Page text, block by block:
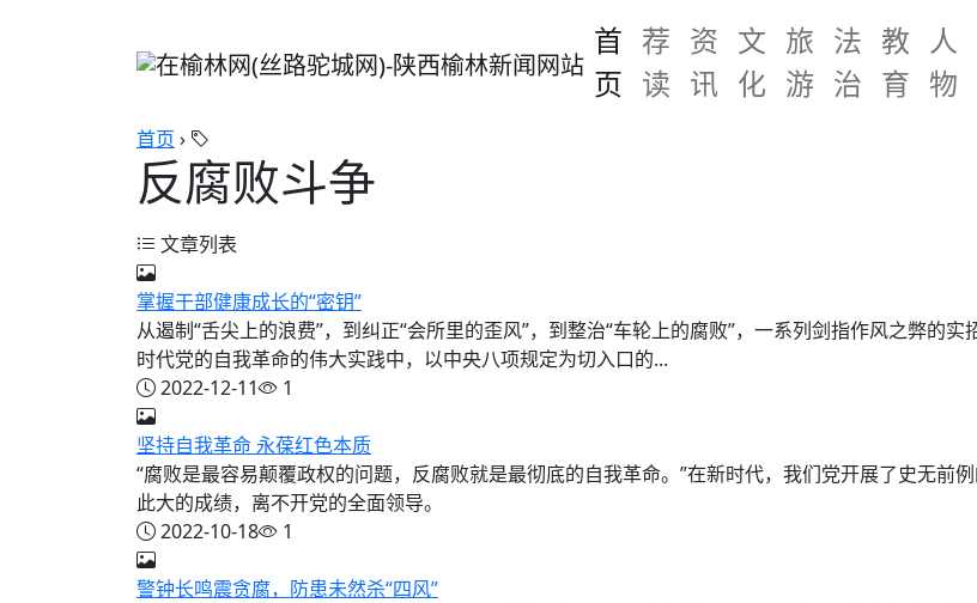
首
页
荐
读
资
讯
文
化
旅
游
法
治
教
育
人
物
首页 ›
反腐败斗争
文章列表
掌握干部健康成长的“密钥”
从遏制“舌尖上的浪费”，到纠正“会所里的歪风”，到整治“车轮上的腐败”，一系列剑指作风之弊的
时代党的自我革命的伟大实践中，以中央八项规定为切入口的...
2022-12-11
1
坚持自我革命 永葆红色本质
“腐败是最容易颠覆政权的问题，反腐败就是最彻底的自我革命。”在新时代，我们党开展了史无前
此大的成绩，离不开党的全面领导。
2022-10-18
1
警钟长鸣震贪腐，防患未然杀“四风”